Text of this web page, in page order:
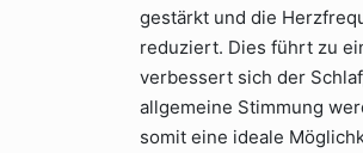
gestärkt und die
reduziert. Dies führt zu
verbessert sich der
allgemeine Stimmung
somit eine ideale